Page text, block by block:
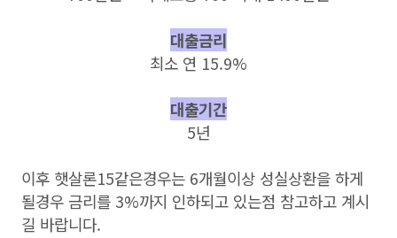
대출금리
최소 연 15.9%
대출기간
5년
이후 햇살론15같은경우는 6개월이상 성실상환을 하게
될경우 금리를 3%까지 인하되고 있는점 참고하고 계시
길 바랍니다.